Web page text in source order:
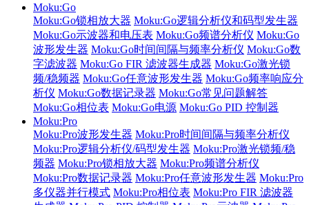
Moku:Go
Moku:Go锁相放大器 Moku:Go逻辑分析仪和码型发生器
Moku:Go示波器和电压表 Moku:Go频谱分析仪 Moku:Go
波形发生器 Moku:Go时间间隔与频率分析仪 Moku:Go数
字滤波器 Moku:Go FIR 滤波器生成器 Moku:Go激光锁
频/稳频器 Moku:Go任意波形发生器 Moku:Go频率响应分
析仪 Moku:Go数据记录器 Moku:Go常见问题解答
Moku:Go相位表 Moku:Go电源 Moku:Go PID 控制器
Moku:Pro
Moku:Pro波形发生器 Moku:Pro时间间隔与频率分析仪
Moku:Pro逻辑分析仪/码型发生器 Moku:Pro激光锁频/稳
频器 Moku:Pro锁相放大器 Moku:Pro频谱分析仪
Moku:Pro数据记录器 Moku:Pro任意波形发生器 Moku:Pro
多仪器并行模式 Moku:Pro相位表 Moku:Pro FIR 滤波器